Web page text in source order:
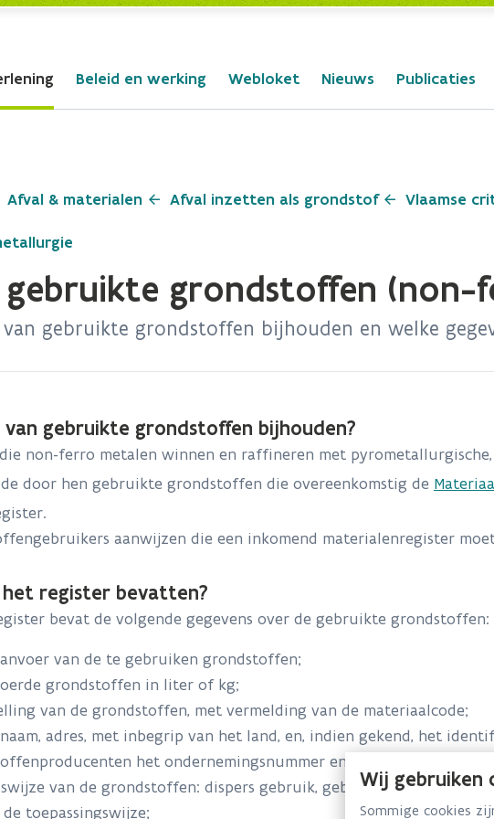
Beleid en werking Webloket Nieuws Publicaties
Afval & materialen Afval inzetten als grondstof Vlaamse
gebruikte grondstoffen (non-
gebruikte grondstoffen bijhouden en welke
gebruikte grondstoffen bijhouden?
non-ferro metalen winnen en raffineren met
door hen gebruikte grondstoffen die overeenkomstig de
aanwijzen die een inkomend materialenregister
register bevatten?
bevat de volgende gegevens over de gebruikte grondstoffen:
van de te gebruiken grondstoffen;
grondstoffen in liter of kg;
van de grondstoffen, met vermelding van de materiaalcode;
adres, met inbegrip van het land, en, indien gekend, het
het ondernemingsnummer en voor buitenlandse
van de grondstoffen: dispers gebruik, gebruik als
toepassingswijze;
Wij gebruiken
Sommige cookies